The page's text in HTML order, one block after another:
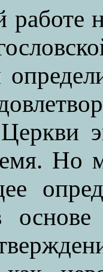
работе
Но